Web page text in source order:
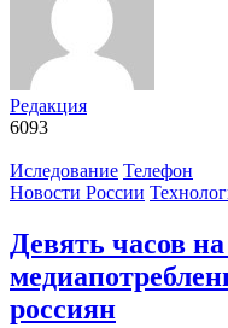
Редакция
6093
Иследование Телефон
Новости России
Девять часов
россиян